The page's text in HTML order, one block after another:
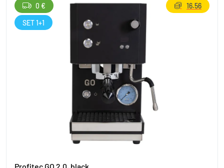
Profitec GO 2.0, black
0 €
SET 1+1
16.56